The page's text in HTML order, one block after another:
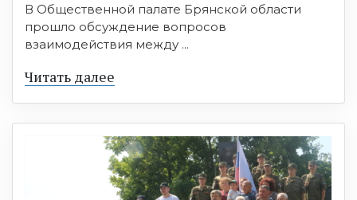
В Общественной палате Брянской области
прошло обсуждение вопросов
взаимодействия между ...
Читать далее